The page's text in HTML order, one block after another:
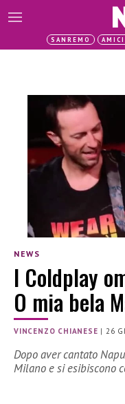
SANREMO
NEWS
I Coldplay
O mia bela
VINCENZO CHIANESE |26
Dopo aver cantato
Milano e si esibiscono